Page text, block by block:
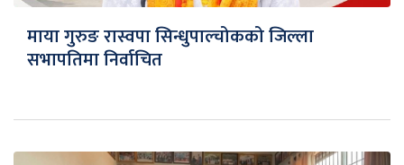
माया गुरुङ रास्वपा सिन्धुपाल्चोकको जिल्ला
सभापतिमा निर्वाचित